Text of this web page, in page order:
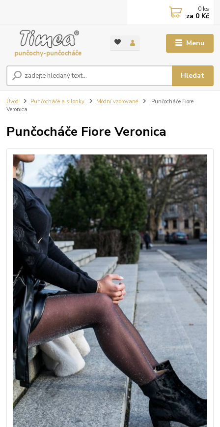
Menu
Hledat
0 ks
za 0 Kč
Úvod Punčocháče a silonky Módní vzorované
Punčocháče Fiore
Veronica
Punčocháče Fiore Veronica